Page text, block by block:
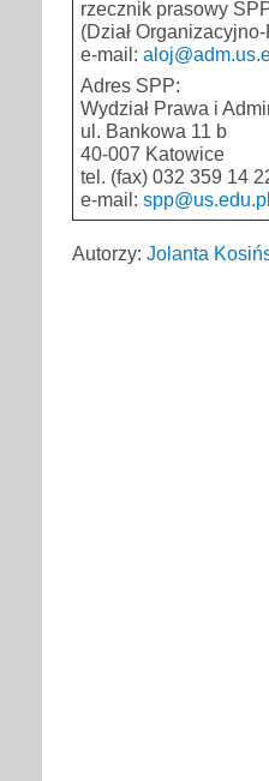
rzecznik prasowy
(Dział
e-mail:
Adres SPP:
Wydział Prawa i
ul. Bankowa 11 b
40-007 Katowice
tel. (fax) 032 359 14
e-mail: spp@us.edu.pl
Autorzy: Jolanta